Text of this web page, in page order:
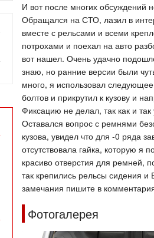
И вот после многих обсуждений
Обращался на СТО, лазил в
вместе с рельсами и всеми
потрохами и поехал на авто
вот нашел. Очень удачно
знаю, но ранние версии были
много, я использовал
болтов и прикрутил к кузову и
Фиксацию не делал, так как и
Оставался вопрос с ремнями
кузова, увидел что для -0 ряда
отсутствовала гайка, которую
красиво отверстия для ремней,
так крепились рельсы сидения
замечания пишите в
Фотогалерея